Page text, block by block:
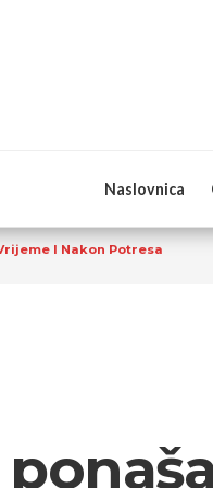
Naslovnica
I Nakon Potresa